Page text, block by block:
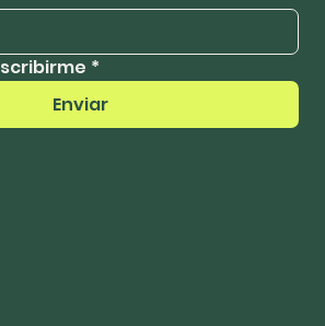
*
Enviar